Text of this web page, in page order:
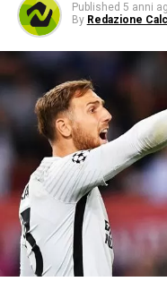
Published 5 anni
By Redazione